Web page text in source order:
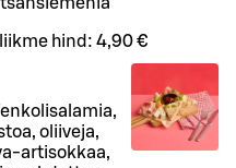
hind: 4,90 €
oliiveja,
artisokkaa,